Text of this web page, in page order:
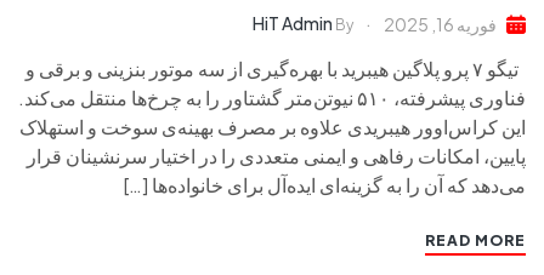
فوریه 16, 2025 By
HiT Admin
تیگو ۷ پرو پلاگین هیبرید با بهره‌گیری از سه موتور بنزینی و برقی و
فناوری پیشرفته، ۵۱۰ نیوتن‌متر گشتاور را به چرخ‌ها منتقل می‌کند.
این کراس‌اوور هیبریدی علاوه بر مصرف بهینه‌ی سوخت و استهلاک
پایین، امکانات رفاهی و ایمنی متعددی را در اختیار سرنشینان قرار
می‌دهد که آن را به گزینه‌ای ایده‌آل برای خانواده‌ها […]
READ MORE